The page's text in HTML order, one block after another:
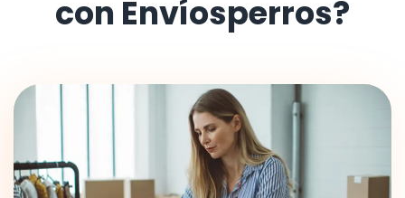
con Envíosperros?